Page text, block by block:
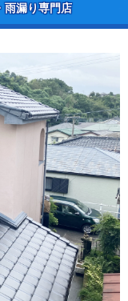
雨漏り専門店